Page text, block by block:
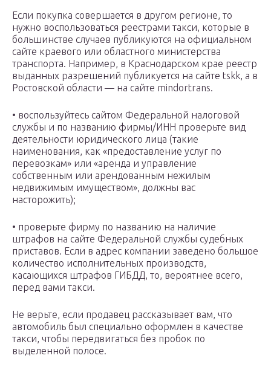
Если покупка совершается в другом регионе, то
нужно воспользоваться реестрами такси, которые в
большинстве случаев публикуются на официальном
сайте краевого или областного министерства
транспорта. Например, в Краснодарском крае реестр
выданных разрешений публикуется на сайте tskk, а в
Ростовской области — на сайте mindortrans.
• воспользуйтесь сайтом Федеральной налоговой
службы и по названию фирмы/ИНН проверьте вид
деятельности юридического лица (такие
наименования, как «предоставление услуг по
перевозкам» или «аренда и управление
собственным или арендованным нежилым
недвижимым имуществом», должны вас
насторожить);
• проверьте фирму по названию на наличие
штрафов на сайте Федеральной службы судебных
приставов. Если в адрес компании заведено большое
количество исполнительных производств,
касающихся штрафов ГИБДД, то, вероятнее всего,
перед вами такси.
Не верьте, если продавец рассказывает вам, что
автомобиль был специально оформлен в качестве
такси, чтобы передвигаться без пробок по
выделенной полосе.